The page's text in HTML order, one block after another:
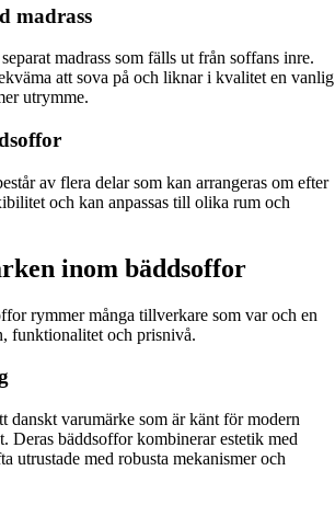
madrass
madrass som fälls ut från soffans inre.
att sova på och liknar i kvalitet en vanlig
utrymme.
av flera delar som kan arrangeras om efter
och kan anpassas till olika rum och
inom bäddsoffor
rymmer många tillverkare som var och en
funktionalitet och prisnivå.
danskt varumärke som är känt för modern
Deras bäddsoffor kombinerar estetik med
utrustade med robusta mekanismer och